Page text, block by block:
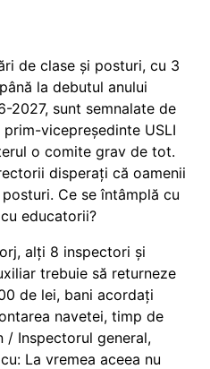
de clase și posturi, cu 3
la debutul anului
2027, sunt semnalate de
prim-vicepreședinte USLI
o comite grav de tot.
disperați că oamenii
Ce se întâmplă cu
educatorii?
alți 8 inspectori și
trebuie să returneze
de lei, bani acordați
navetei, timp de
/ Inspectorul general,
La vremea aceea nu